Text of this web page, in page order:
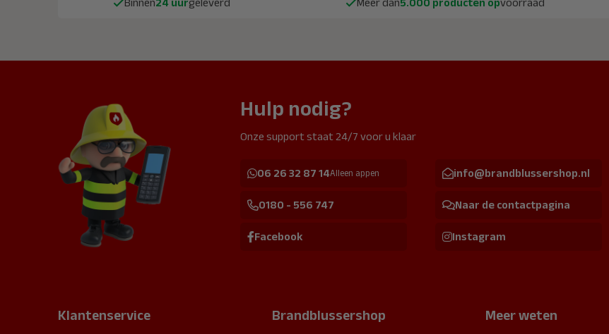
Binnen24 uurgeleverd Meer dan5.000 producten opvoorraad
Hulp nodig?
Onze support staat 24/7 voor u klaar
06 26 32 87 14Alleen appen info@brandblussershop.nl
0180 - 556 747 Naar de contactpagina
Facebook Instagram
Klantenservice Brandblussershop Meer weten